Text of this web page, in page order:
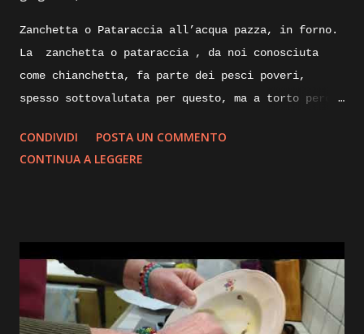
Zanchetta o Pataraccia all’acqua pazza, in forno.
La zanchetta o pataraccia , da noi conosciuta
come chianchetta, fa parte dei pesci poveri,
spesso sottovalutata per questo, ma a torto perche
grassi. Nelle sue taglie piccole e utilizzata
fritta, ma nelle taglie degli esemplari maturi
Andiamo quindi a prepararla oggi all’acqua pazza,
cucinata in forno. Ingredienti: Zanchetta, pescato
fresco, aglio olio prezzemolo, rametto di timo,
pomodorini,sedano alloro cipolla, peperone verde
CONDIVIDI
POSTA UN COMMENTO
CONTINUA A LEGGERE